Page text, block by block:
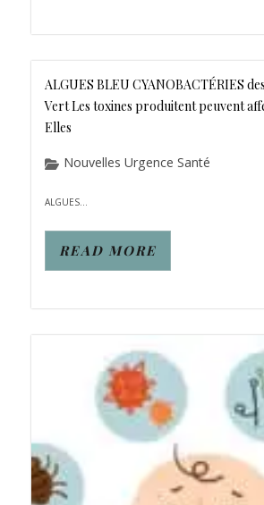
ALGUES BLEU CYANOBACTÉRIES
Vert Les toxines produitent peuvent
Elles
Nouvelles Urgence Santé
ALGUES...
READ MORE